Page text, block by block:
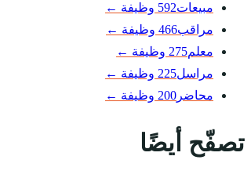
مبيعات592 وظيفة
←
مراقب466 وظيفة
←
معلم275 وظيفة
←
مراسل225 وظيفة
←
محاضر 200 وظيفة ←
تصفّح أيضًا